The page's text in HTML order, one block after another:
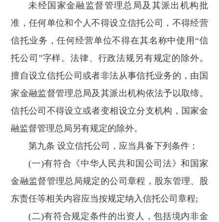
未经国家金融监督管理总局及其派出机构批
准，任何单位和个人不得设立信托公司，不得经营
信托业务，任何经营单位不得在其名称中使用“信
托公司”字样。法律、行政法规另有规定的除外。
擅自设立信托公司或者非法从事信托业务的，由国
家金融监督管理总局及其派出机构依法予以取缔。
信托公司不得设立或者变相设立分支机构，国家金
融监督管理总局另有规定的除外。
第九条 设立信托公司，应当具备下列条件：
(一)有符合《中华人民共和国公司法》和国家
金融监督管理总局规定的公司章程，股东管理、股
东责任等相关内容应当按规定纳入信托公司章程;
(二)有符合规定条件的出资人，包括境内非金